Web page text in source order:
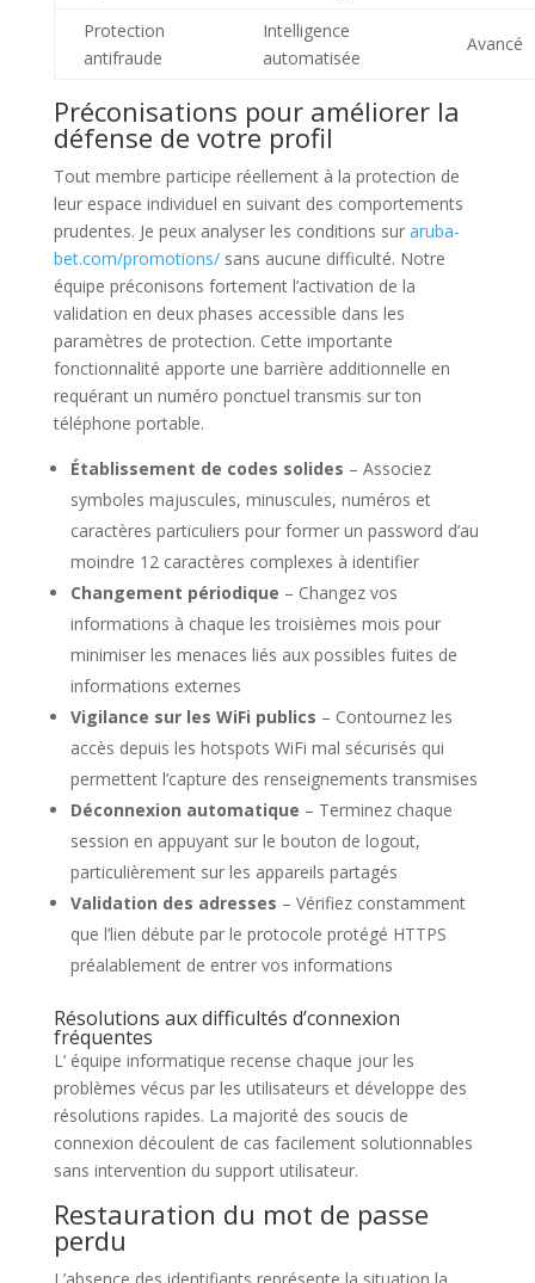
Protection
antifraude
Intelligence
automatisée
Avancé
Préconisations pour améliorer la
défense de votre profil
Tout membre participe réellement à la protection de
leur espace individuel en suivant des comportements
prudentes. Je peux analyser les conditions sur aruba-
bet.com/promotions/sans aucune difficulté. Notre
équipe préconisons fortement l’activation de la
validation en deux phases accessible dans les
paramètres de protection. Cette importante
fonctionnalité apporte une barrière additionnelle en
requérant un numéro ponctuel transmis sur ton
téléphone portable.
Établissement de codes solides – Associez
symboles majuscules, minuscules, numéros et
caractères particuliers pour former un password d’au
moindre 12 caractères complexes à identifier
Changement périodique – Changez vos
informations à chaque les troisièmes mois pour
minimiser les menaces liés aux possibles fuites de
informations externes
Vigilance sur les WiFi publics – Contournez les
accès depuis les hotspots WiFi mal sécurisés qui
permettent l’capture des renseignements transmises
Déconnexion automatique – Terminez chaque
session en appuyant sur le bouton de logout,
particulièrement sur les appareils partagés
Validation des adresses – Vérifiez constamment
que l’lien débute par le protocole protégé HTTPS
préalablement de entrer vos informations
Résolutions aux difficultés d’connexion
fréquentes
L’ équipe informatique recense chaque jour les
problèmes vécus par les utilisateurs et développe des
résolutions rapides. La majorité des soucis de
connexion découlent de cas facilement solutionnables
sans intervention du support utilisateur.
Restauration du mot de passe
perdu
L’absence des identifiants représente la situation la